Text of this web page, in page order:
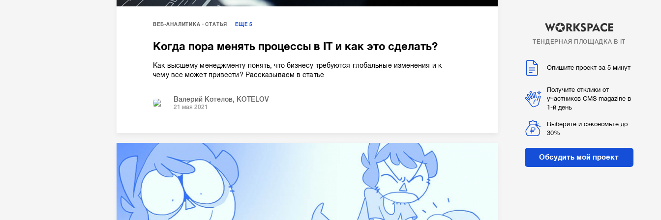
ВЕБ-АНАЛИТИКА СТАТЬЯ ЕЩЕ5
Когда пора менять процессы в IT и как это сделать?
Как высшему менеджменту понять, что бизнесу требуются глобальные изменения и к
чему все может привести? Рассказываем в статье
Валерий Котелов, KOTELOV
21 мая 2021
ТЕНДЕРНАЯ ПЛОЩАДКА В IT
Опишите проект за 5 минут
Получите отклики от
участников CMS magazine в
1-й день
Выберите и сэкономьте до
30%
Обсудить мой проект